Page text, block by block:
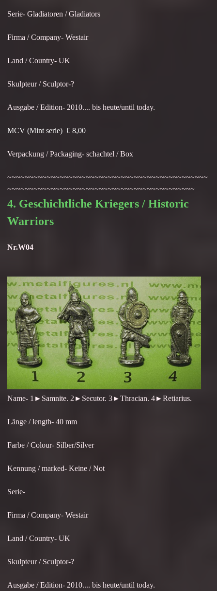
Serie- Gladiatoren / Gladiators
Firma / Company- Westair
Land / Country- UK
Skulpteur / Sculptor-?
Ausgabe / Edition- 2010.... bis heute/until today.
MCV (Mint serie) € 8,00
Verpackung / Packaging- schachtel / Box
~~~~~~~~~~~~~~~~~~~~~~~~~~~~~~~~~~~~~~~~~~~~~~
~~~~~~~~~~~~~~~~~~~~~~~~~~~~~~~~~~~~~~~~~~~
4. Geschichtliche Kriegers / Historic
Warriors
Nr.W04
Name- 1►Samnite. 2►Secutor. 3►Thracian. 4►Retiarius.
Länge / length- 40 mm
Farbe / Colour- Silber/Silver
Kennung / marked- Keine / Not
Serie-
Firma / Company- Westair
Land / Country- UK
Skulpteur / Sculptor-?
Ausgabe / Edition- 2010.... bis heute/until today.